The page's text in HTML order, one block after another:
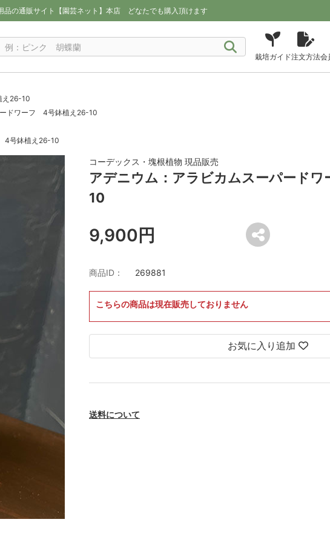
品の通販サイト【園芸ネット】本店 どなたでも購入頂けます
栽培ガイド注文方法会
え26-10
ードワーフ 4号鉢植え26-10
4号鉢植え26-10
コーデックス・塊根植物 現品販売
アデニウム：アラビカムスーパード
10
9,900円
商品ID： 269881
こちらの商品は現在販売しておりません
お気に入り追加
送料について